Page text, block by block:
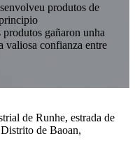
produtos de
gañaron unha
valiosa confianza entre
de Runhe, estrada de
de Baoan,